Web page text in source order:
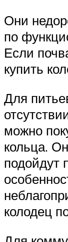
Они
по
Если
купить
Для
можно
кольца.
подойдут
колодец